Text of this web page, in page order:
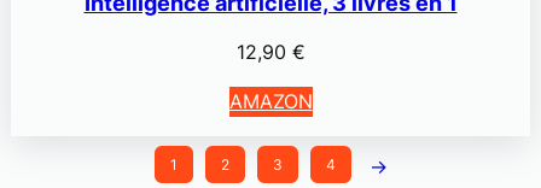
12,90 €
AMAZON
1 2 3 4 →